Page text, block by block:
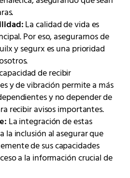
La calidad de vida es
Por eso, asegurarnos de
y segurx es una prioridad
de recibir
y de vibración permite a más
y no depender de
recibir avisos importantes.
La integración de estas
la inclusión al asegurar que
de sus capacidades
a la información crucial de